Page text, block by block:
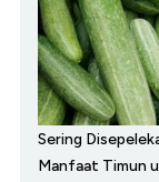
Sering
Manfaat Timun